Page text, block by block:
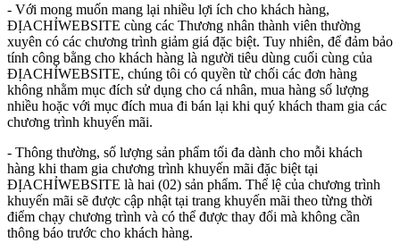
- Với mong muốn mang lại nhiều lợi ích cho khách hàng,
ĐỊACHỈWEBSITE cùng các Thương nhân thành viên thường
xuyên có các chương trình giảm giá đặc biệt. Tuy nhiên, để đảm bảo
tính công bằng cho khách hàng là người tiêu dùng cuối cùng của
ĐỊACHỈWEBSITE, chúng tôi có quyền từ chối các đơn hàng
không nhằm mục đích sử dụng cho cá nhân, mua hàng số lượng
nhiều hoặc với mục đích mua đi bán lại khi quý khách tham gia các
chương trình khuyến mãi.
- Thông thường, số lượng sản phẩm tối đa dành cho mỗi khách
hàng khi tham gia chương trình khuyến mãi đặc biệt tại
ĐỊACHỈWEBSITE là hai (02) sản phẩm. Thể lệ của chương trình
khuyến mãi sẽ được cập nhật tại trang khuyến mãi theo từng thời
điểm chạy chương trình và có thể được thay đổi mà không cần
thông báo trước cho khách hàng.